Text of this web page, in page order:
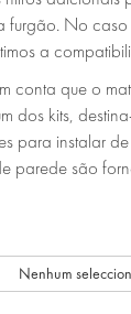
furgão. No
a
conta que o
dos kits,
para instalar
parede são
Nenhum